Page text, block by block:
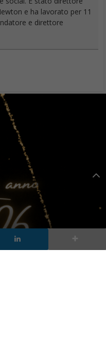
e ha lavorato per 11
e direttore
le